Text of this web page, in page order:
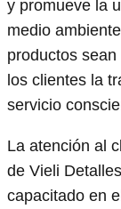
y promueve la
medio
productos
los clientes la
servicio
La atención al
de Vieli
capacitado en